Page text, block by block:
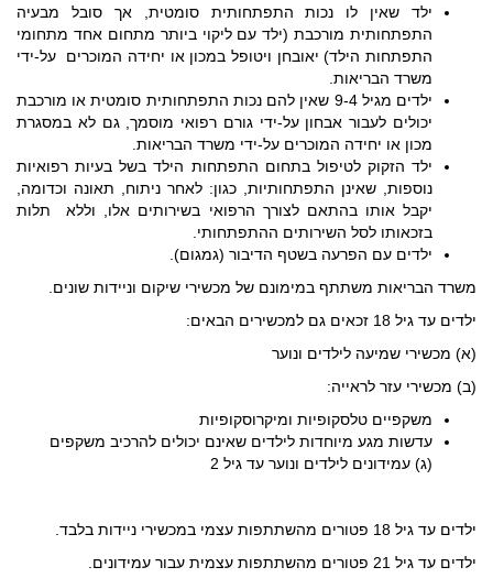
ילד שאין לו נכות התפתחותית סומטית, אך סובל מבעיה
התפתחותית מורכבת (ילד עם ליקוי ביותר מתחום אחד מתחומי
התפתחות הילד) יאובחן ויטופל במכון או יחידה המוכרים על-ידי
משרד הבריאות.
ילדים מגיל 9-4 שאין להם נכות התפתחותית סומטית או מורכבת
יכולים לעבור אבחון על-ידי גורם רפואי מוסמך, גם לא במסגרת
מכון או יחידה המוכרים על-ידי משרד הבריאות.
ילד הזקוק לטיפול בתחום התפתחות הילד בשל בעיות רפואיות
נוספות, שאינן התפתחותיות, כגון: לאחר ניתוח, תאונה וכדומה,
יקבל אותו בהתאם לצורך הרפואי בשירותים אלו, וללא תלות
בזכאותו לסל השירותים ההתפתחותי.
ילדים עם הפרעה בשטף הדיבור (גמגום).
משרד הבריאות משתתף במימונם של מכשירי שיקום וניידות שונים.
ילדים עד גיל 18 זכאים גם למכשירים הבאים:
(א) מכשירי שמיעה לילדים ונוער
(ב) מכשירי עזר לראייה:
משקפיים טלסקופיות ומיקרוסקופיות
עדשות מגע מיוחדות לילדים שאינם יכולים להרכיב משקפים
(ג) עמידונים לילדים ונוער עד גיל 2
ילדים עד גיל 18 פטורים מהשתתפות עצמי במכשירי ניידות בלבד.
ילדים עד גיל 21 פטורים מהשתתפות עצמית עבור עמידונים.